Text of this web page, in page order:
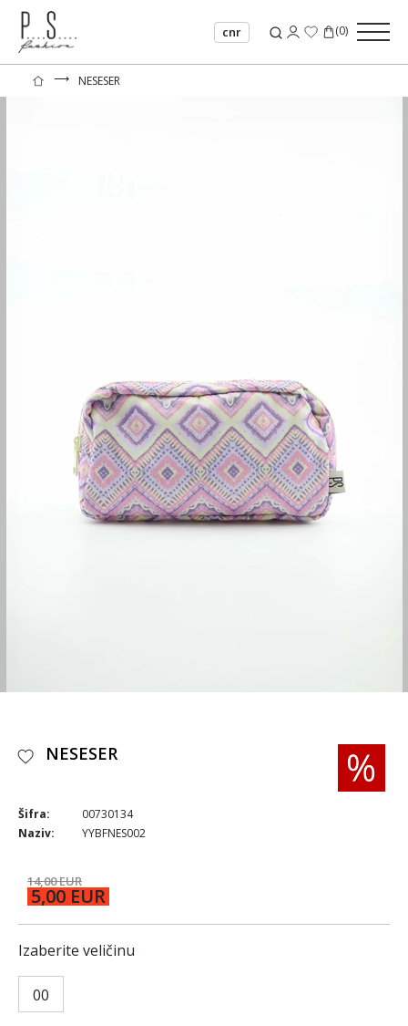
cnr (0)
⟶ NESESER
NESESER
Šifra:
00730134
Naziv:
YYBFNES002
14,00 EUR
5,00 EUR
Izaberite veličinu
00